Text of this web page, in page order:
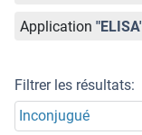
Application
Filtrer les résultats:
Inconjugué